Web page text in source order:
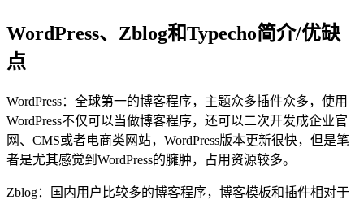
WordPress、Zblog和Typecho简介/优缺
点
WordPress：全球第一的博客程序，主题众多插件众多，使用
WordPress不仅可以当做博客程序，还可以二次开发成企业官
网、CMS或者电商类网站，WordPress版本更新很快，但是笔
者是尤其感觉到WordPress的臃肿，占用资源较多。
Zblog：国内用户比较多的博客程序，博客模板和插件相对于